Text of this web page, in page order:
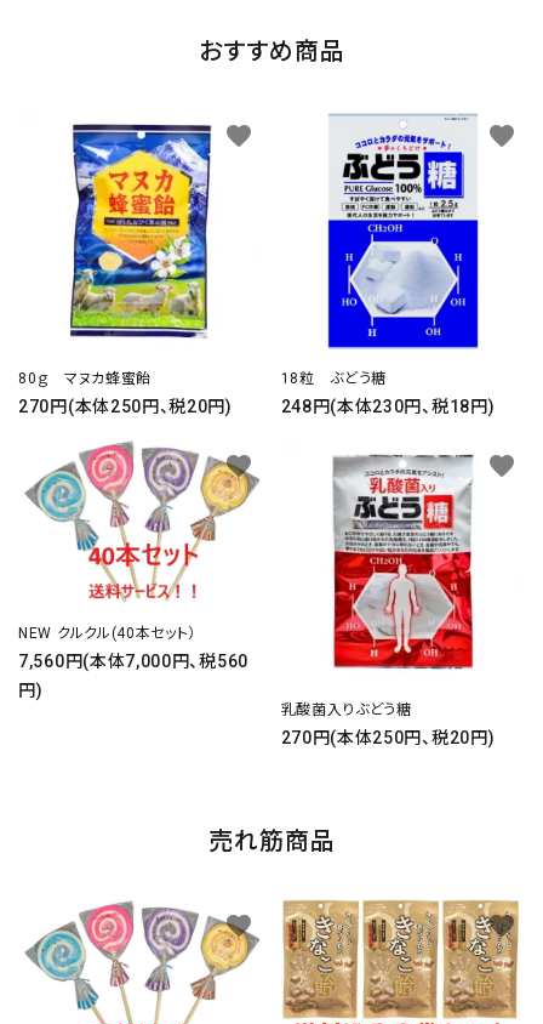
おすすめ商品
80ｇ マヌカ蜂蜜飴
270円(本体250円、税20円)
favorite
18粒 ぶどう糖
248円(本体230円、税18円)
favorite
NEW クルクル(40本セット）
7,560円(本体7,000円、税560
円)
favorite
乳酸菌入りぶどう糖
270円(本体250円、税20円)
favorite
売れ筋商品
favorite favorite